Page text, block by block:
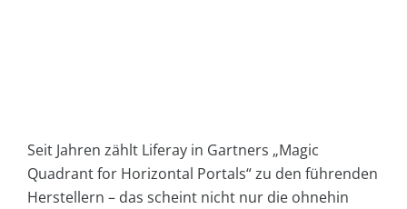
Seit Jahren zählt Liferay in Gartners „Magic
Quadrant for Horizontal Portals“ zu den führenden
Herstellern – das scheint nicht nur die ohnehin